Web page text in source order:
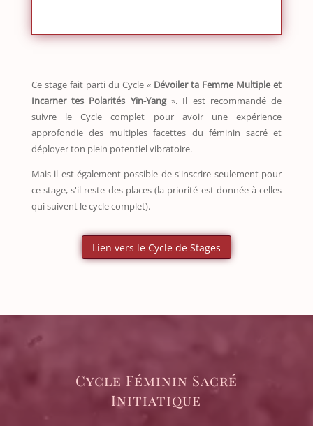
Ce stage fait parti du Cycle « Dévoiler ta Femme Multiple et
Incarner tes Polarités Yin-Yang». Il est recommandé de
suivre le Cycle complet pour avoir une expérience
approfondie des multiples facettes du féminin sacré et
déployer ton plein potentiel vibratoire.
Mais il est également possible de s'inscrire seulement pour
ce stage, s'il reste des places (la priorité est donnée à celles
qui suivent le cycle complet).
Lien vers le Cycle de Stages
Cycle Féminin Sacré
Initiatique